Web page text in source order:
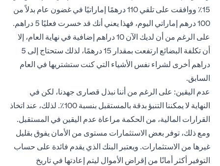
15٪ ووافقت على تلقي 110 درهمًا إماراتيًا في غضون عام بدلاً من
100 درهم إماراتي اليوم، فهذا يعني أنك قد خسرت فعليًا 5 دراهم.
على الرغم من أن لديك الآن 10 دراهم إضافية في نهاية العام، إلا
أن تكلفة البضائع ارتفعت بمقدار 15 درهمًا، لذلك ستحتاج إلى 5
دراهم أخرى لشراء نفس الأشياء التي كنت ستشتريها في العام
السابق.
عدم اليقين: على الرغم من أننا نبذل قصارى جهدنا، لكن في
النهاية لا يمكننا التنبؤ بدقة بالمستقبل بنسبة 100٪. لذلك، عند اتخاذ
القرارات المالية، من الحكمة مراعاة عدم اليقين في المستقبل.
ومع ذلك، توفر بعض الاستثمارات مستوى من الأمان يفوق بقليل
غيرها من الاستثمارات. ويعتبر البنك الذي يقدم فائدة على حساب
التوفير أكثر أمانًا من إقراض الأموال ليتم إعادتها في تاريخ